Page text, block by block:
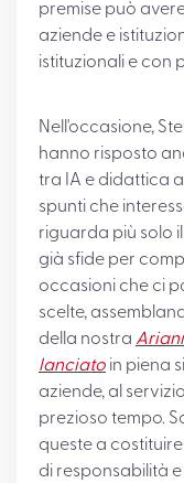
premise può
aziende e
istituzionali e con
Nell'occasione,
hanno risposto
tra IA e didattica
spunti che
riguarda più solo
già sfide per
occasioni che ci
scelte,
della nostra
lanciato in piena
aziende, al
prezioso tempo.
queste a
di responsabilità